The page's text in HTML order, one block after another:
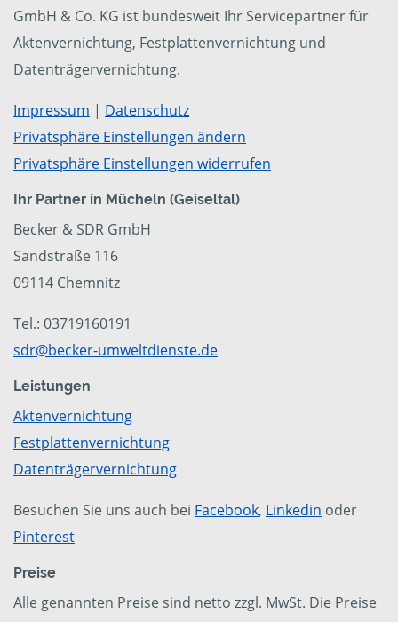
GmbH & Co. KG ist bundesweit Ihr Servicepartner für
Aktenvernichtung, Festplattenvernichtung und
Datenträgervernichtung.
Impressum | Datenschutz
Privatsphäre Einstellungen ändern
Privatsphäre Einstellungen widerrufen
Ihr Partner in Mücheln (Geiseltal)
Becker & SDR GmbH
Sandstraße 116
09114 Chemnitz
Tel.: 03719160191
sdr@becker-umweltdienste.de
Leistungen
Aktenvernichtung
Festplattenvernichtung
Datenträgervernichtung
Besuchen Sie uns auch bei Facebook, Linkedin oder
Pinterest
Preise
Alle genannten Preise sind netto zzgl. MwSt. Die Preise